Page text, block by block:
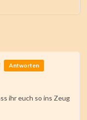
Antworten
ihr euch so ins Zeug